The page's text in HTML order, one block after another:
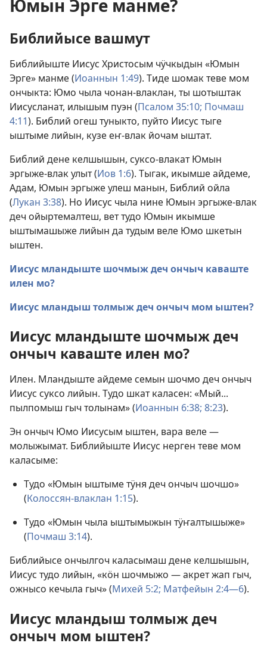
Юмын Эрге манме?
Библийысе вашмут
Библийыште Иисус Христосым чӱчкыдын «Юмын
Эрге» манме (Иоаннын 1:49). Тиде шомак теве мом
ончыкта: Юмо чыла чонан-влаклан, ты шотыштак
Иисусланат, илышым пуэн (Псалом 35:10; Почмаш
4:11). Библий огеш туныкто, пуйто Иисус тыге
ыштыме лийын, кузе еҥ-влак йочам ыштат.
Библий дене келшышын, суксо-влакат Юмын
эргыже-влак улыт (Иов 1:6). Тыгак, икымше айдеме,
Адам, Юмын эргыже улеш манын, Библий ойла
(Лукан 3:38). Но Иисус чыла нине Юмын эргыже-влак
деч ойыртемалтеш, вет тудо Юмын икымше
ыштымашыже лийын да тудым веле Юмо шкетын
ыштен.
Иисус мландыште шочмыж деч ончыч каваште
илен мо?
Иисус мландыш толмыж деч ончыч мом ыштен?
Иисус мландыште шочмыж деч
ончыч каваште илен мо?
Илен. Мландыште айдеме семын шочмо деч ончыч
Иисус суксо лийын. Тудо шкат каласен: «Мый...
пылпомыш гыч толынам» (Иоаннын 6:38; 8:23).
Эн ончыч Юмо Иисусым ыштен, вара веле —
молыжымат. Библийыште Иисус нерген теве мом
каласыме:
Тудо «Юмын ыштыме тӱня деч ончыч шочшо»
(Колоссян-влаклан 1:15).
Тудо «Юмын чыла ыштымыжын тӱҥалтышыже»
(Почмаш 3:14).
Библийысе ончылгоч каласымаш дене келшышын,
Иисус тудо лийын, «кӧн шочмыжо — акрет жап гыч,
ожнысо кечыла гыч» (Михей 5:2; Матфейын 2:4—6).
Иисус мландыш толмыж деч
ончыч мом ыштен?